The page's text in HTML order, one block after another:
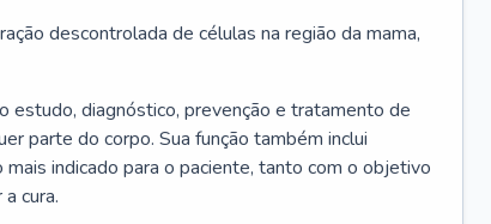
descontrolada de células na região da mama,
estudo, diagnóstico, prevenção e tratamento de
parte do corpo. Sua função também inclui
indicado para o paciente, tanto com o objetivo
cura.